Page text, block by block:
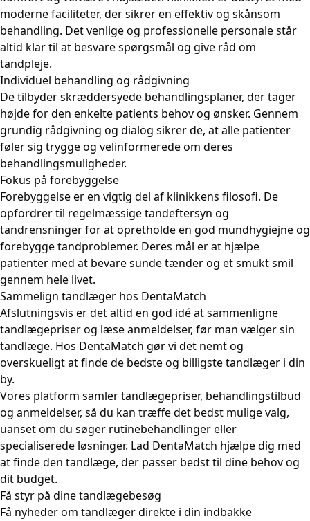
moderne faciliteter, der sikrer en effektiv og skånsom
behandling. Det venlige og professionelle personale står
altid klar til at besvare spørgsmål og give råd om
tandpleje.
Individuel behandling og rådgivning
De tilbyder skræddersyede behandlingsplaner, der tager
højde for den enkelte patients behov og ønsker. Gennem
grundig rådgivning og dialog sikrer de, at alle patienter
føler sig trygge og velinformerede om deres
behandlingsmuligheder.
Fokus på forebyggelse
Forebyggelse er en vigtig del af klinikkens filosofi. De
opfordrer til regelmæssige tandeftersyn og
tandrensninger for at opretholde en god mundhygiejne og
forebygge tandproblemer. Deres mål er at hjælpe
patienter med at bevare sunde tænder og et smukt smil
gennem hele livet.
Sammelign tandlæger hos DentaMatch
Afslutningsvis er det altid en god idé at sammenligne
tandlægepriser og læse anmeldelser, før man vælger sin
tandlæge. Hos DentaMatch gør vi det nemt og
overskueligt at finde de bedste og billigste tandlæger i din
by.
Vores platform samler tandlægepriser, behandlingstilbud
og anmeldelser, så du kan træffe det bedst mulige valg,
uanset om du søger rutinebehandlinger eller
specialiserede løsninger. Lad DentaMatch hjælpe dig med
at finde den tandlæge, der passer bedst til dine behov og
dit budget.
Få styr på dine tandlægebesøg
Få nyheder om tandlæger direkte i din indbakke